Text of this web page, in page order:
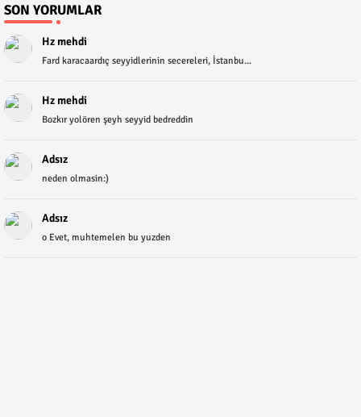
SON YORUMLAR
Hz mehdi
Fard karacaardıç seyyidlerinin secereleri, İstanbu...
Hz mehdi
Bozkır yolören şeyh seyyid bedreddin
Adsız
neden olmasin:)
Adsız
o Evet, muhtemelen bu yuzden